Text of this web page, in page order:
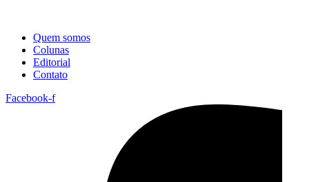
Quem somos
Colunas
Editorial
Contato
Facebook-f